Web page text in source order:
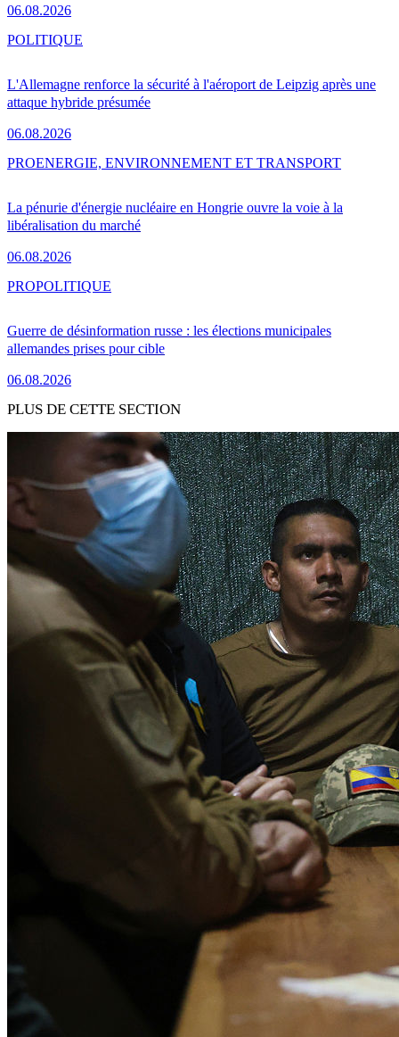
06.08.2026
L'Allemagne renforce la sécurité à l'aéroport de Leipzig après une
attaque hybride présumée
06.08.2026
POLITIQUE
La pénurie d'énergie nucléaire en Hongrie ouvre la voie à la
libéralisation du marché
06.08.2026
PROENERGIE, ENVIRONNEMENT ET TRANSPORT
Guerre de désinformation russe : les élections municipales
allemandes prises pour cible
06.08.2026
PROPOLITIQUE
PLUS DE CETTE SECTION